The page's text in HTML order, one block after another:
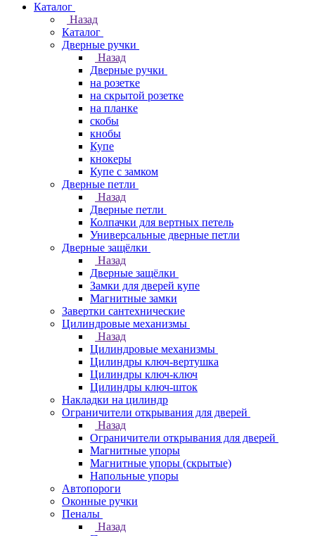
Каталог
Назад
Каталог
Дверные ручки
Назад
Дверные ручки
на розетке
на скрытой розетке
на планке
скобы
кнобы
Купе
кнокеры
Купе с замком
Дверные петли
Назад
Дверные петли
Колпачки для вертных петель
Универсальные дверные петли
Дверные защёлки
Назад
Дверные защёлки
Замки для дверей купе
Магнитные замки
Завертки сантехнические
Цилиндровые механизмы
Назад
Цилиндровые механизмы
Цилиндры ключ-вертушка
Цилиндры ключ-ключ
Цилиндры ключ-шток
Накладки на цилиндр
Ограничители открывания для дверей
Назад
Ограничители открывания для дверей
Магнитные упоры
Магнитные упоры (скрытые)
Напольные упоры
Автопороги
Оконные ручки
Пеналы
Назад